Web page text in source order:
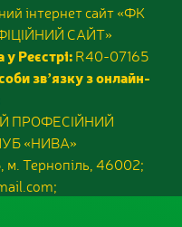
інтернет сайт «ФК
САЙТ»
Реєстрі:R40-07165
звʼязку з онлайн-
ПРОФЕСІЙНИЙ
«НИВА»
м. Тернопіль, 46002;